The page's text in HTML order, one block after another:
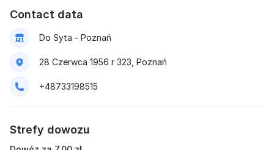
Contact data
Do Syta - Poznań
28 Czerwca 1956 r 323, Poznań
+48733198515
Strefy dowozu